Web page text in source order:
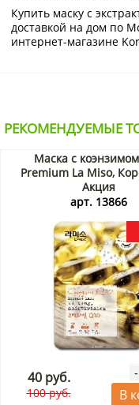
Купить маску с
доставкой на дом по
интернет-магазине
РЕКОМЕНДУЕМЫЕ
Маска с
Premium La Miso,
Акция
арт. 13866
40 руб.
100 руб.
-
В